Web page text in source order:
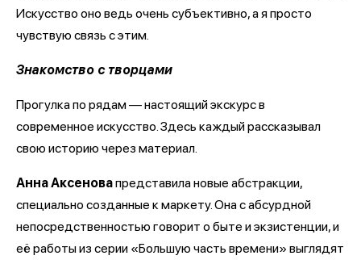
Искусство оно ведь очень субъективно, а я просто
чувствую связь с этим.
Знакомство с творцами
Прогулка по рядам — настоящий экскурс в
современное искусство. Здесь каждый рассказывал
свою историю через материал.
Анна Аксеновапредставила новые абстракции,
специально созданные к маркету. Она с абсурдной
непосредственностью говорит о быте и экзистенции, и
её работы из серии «Большую часть времени» выглядят